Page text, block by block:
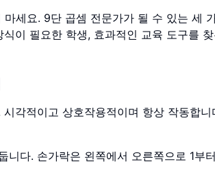
세요. 9단 곱셈 전문가가 될 수 있는 세
이 필요한 학생, 효과적인 교육 도구를
각적이고 상호작용적이며 항상 작동합
니다. 손가락은 왼쪽에서 오른쪽으로 1부